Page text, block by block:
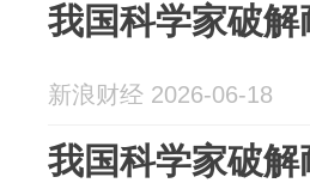
我国科学家破
新浪财经 2026-06-18
我国科学家破